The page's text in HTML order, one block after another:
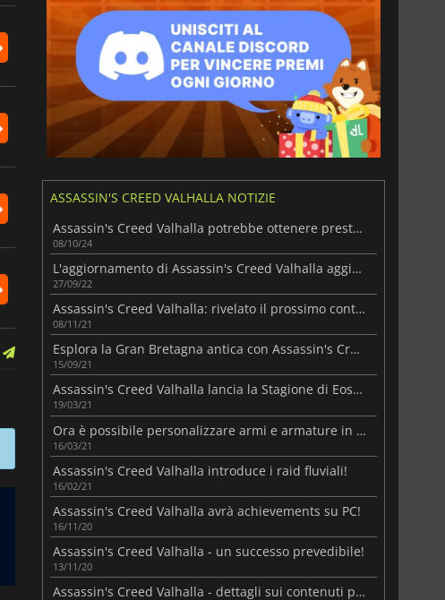
ASSASSIN'S CREED VALHALLA NOTIZIE
Assassin's Creed Valhalla potrebbe ottenere presto gli achievement di Steam
08/10/24
L'aggiornamento di Assassin's Creed Valhalla aggiunge nuovi enigmi al gioco
27/09/22
Assassin's Creed Valhalla: rivelato il prossimo contenuto!
08/11/21
Esplora la Gran Bretagna antica con Assassin's Creed Valhalla Discovery Tour
15/09/21
Assassin's Creed Valhalla lancia la Stagione di Eostre!
19/03/21
Ora è possibile personalizzare armi e armature in Assassin's Creed Valhalla!
16/03/21
Assassin's Creed Valhalla introduce i raid fluviali!
16/02/21
Assassin's Creed Valhalla avrà achievements su PC!
16/11/20
Assassin's Creed Valhalla - un successo prevedibile!
13/11/20
Assassin's Creed Valhalla - dettagli sui contenuti post-lancio!